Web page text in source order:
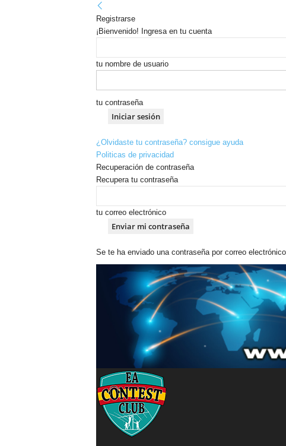
Registrarse
¡Bienvenido! Ingresa en tu cuenta
tu nombre de usuario
tu contraseña
¿Olvidaste tu contraseña? consigue ayuda
Politicas de privacidad
Recuperación de contraseña
Recupera tu contraseña
tu correo electrónico
Se te ha enviado una contraseña por correo